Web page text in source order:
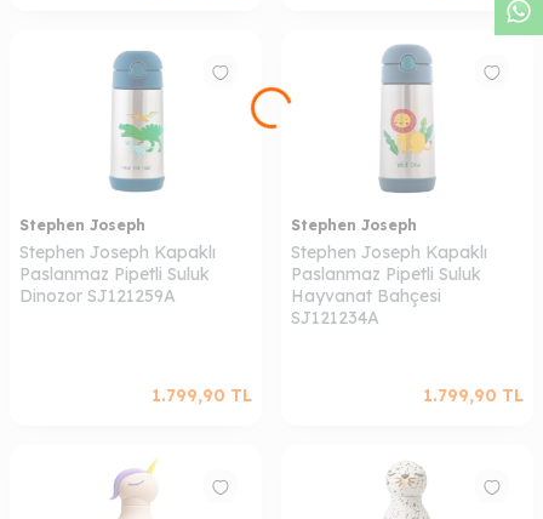
Stephen Joseph
Stephen Joseph Kapaklı
Paslanmaz Pipetli Suluk
Dinozor SJ121259A
1.799,90 TL
Stephen Joseph
Stephen Joseph Kapaklı
Paslanmaz Pipetli Suluk
Hayvanat Bahçesi
SJ121234A
1.799,90 TL